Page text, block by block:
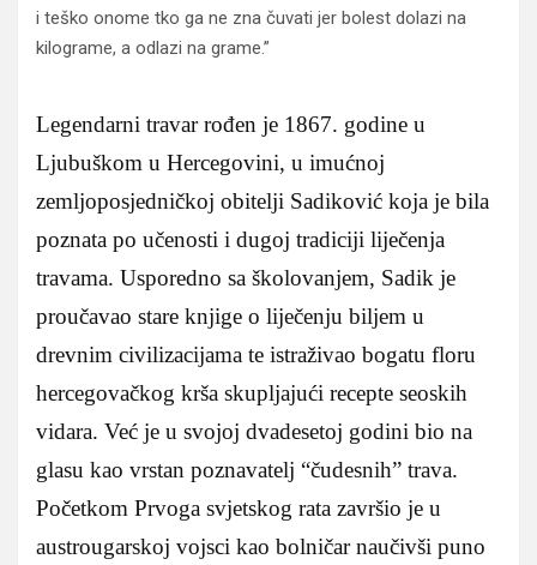
i teško onome tko ga ne zna čuvati jer bolest dolazi na
kilograme, a odlazi na grame.”
Legendarni travar rođen je 1867. godine u
Ljubuškom u Hercegovini, u imućnoj
zemljoposjedničkoj obitelji Sadiković koja je bila
poznata po učenosti i dugoj tradiciji liječenja
travama. Usporedno sa školovanjem, Sadik je
proučavao stare knjige o liječenju biljem u
drevnim civilizacijama te istraživao bogatu floru
hercegovačkog krša skupljajući recepte seoskih
vidara. Već je u svojoj dvadesetoj godini bio na
glasu kao vrstan poznavatelj “čudesnih” trava.
Početkom Prvoga svjetskog rata završio je u
austrougarskoj vojsci kao bolničar naučivši puno